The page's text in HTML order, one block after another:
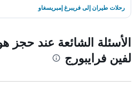
رحلات طيران إلى فريبرغ إمبريسغاو
الأسئلة الشائعة عند
لفين فرايبورج